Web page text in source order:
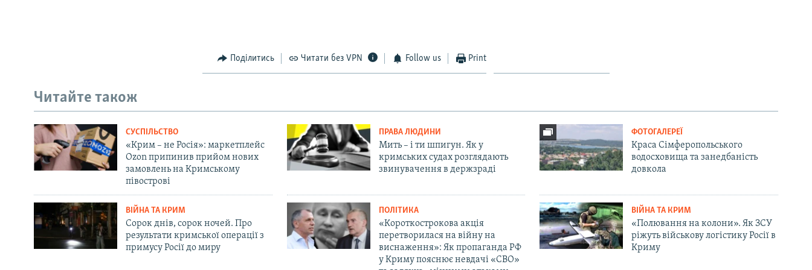
Поділитись Читати без VPN Follow us Print
Читайте також
СУСПІЛЬСТВО
«Крим – не Росія»: маркетплейс
Ozon припинив прийом нових
замовлень на Кримському
півострові
ПРАВА ЛЮДИНИ
Мить – і ти шпигун. Як у
кримських судах розглядають
звинувачення в держзраді
ФОТОГАЛЕРЕЇ
Краса Сімферопольського
водосховища та занедбаність
довкола
ВІЙНА ТА КРИМ
Сорок днів, сорок ночей. Про
результати кримської операції з
примусу Росії до миру
ПОЛІТИКА
«Короткострокова акція
перетворилася на війну на
виснаження»: Як пропаганда РФ
у Криму пояснює невдачі «СВО»
ВІЙНА ТА КРИМ
«Полювання на колони». Як ЗСУ
ріжуть військову логістику Росії в
Криму